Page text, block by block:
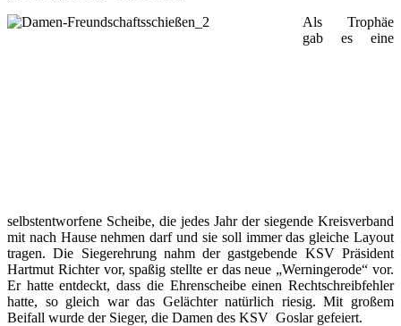
Als Trophäe
gab es eine
selbstentworfene Scheibe, die jedes Jahr der siegende Kreisverband
mit nach Hause nehmen darf und sie soll immer das gleiche Layout
tragen. Die Siegerehrung nahm der gastgebende KSV Präsident
Hartmut Richter vor, spaßig stellte er das neue „Werningerode“ vor.
Er hatte entdeckt, dass die Ehrenscheibe einen Rechtschreibfehler
hatte, so gleich war das Gelächter natürlich riesig. Mit großem
Beifall wurde der Sieger, die Damen des KSV Goslar gefeiert.